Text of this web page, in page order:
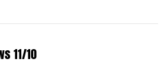
11/10